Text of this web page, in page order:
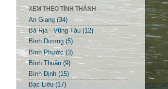
XEM THEO TỈNH THÀNH
An Giang (34)
Bà Rịa - Vũng Tàu (12)
Bình Dương (5)
Bình Phước (3)
Bình Thuận (9)
Bình Định (15)
Bạc Liêu (17)